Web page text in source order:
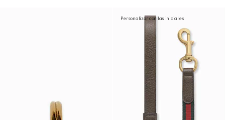
Personalizar con las iniciales